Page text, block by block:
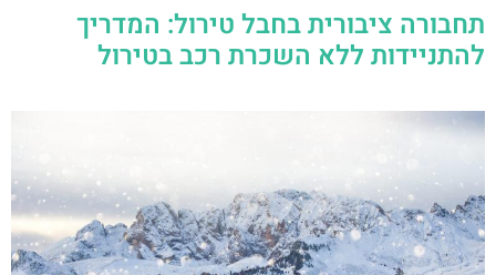
תחבורה ציבורית בחבל טירול: המדריך
להתניידות ללא השכרת רכב בטירול